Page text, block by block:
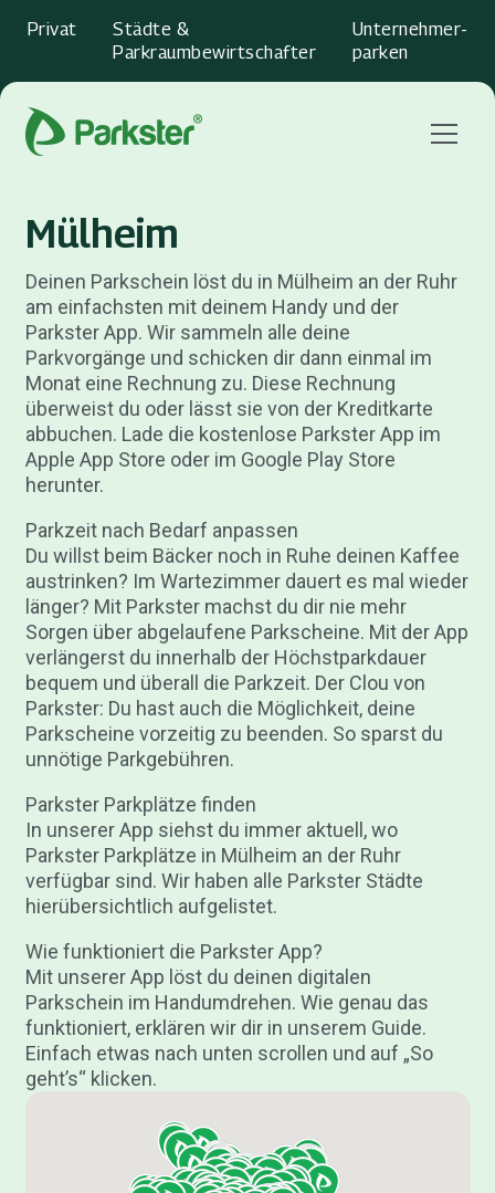
Privat
Städte &
Parkraumbewirtschafter
Unternehmer­
parken
Menu
Mülheim
Deinen Parkschein löst du in Mülheim an der Ruhr
am einfachsten mit deinem Handy und der
Parkster App. Wir sammeln alle deine
Parkvorgänge und schicken dir dann einmal im
Monat eine Rechnung zu. Diese Rechnung
überweist du oder lässt sie von der Kreditkarte
abbuchen. Lade die kostenlose Parkster App im
Apple App Store oder im Google Play Store
herunter.
Parkzeit nach Bedarf anpassen
Du willst beim Bäcker noch in Ruhe deinen Kaffee
austrinken? Im Wartezimmer dauert es mal wieder
länger? Mit Parkster machst du dir nie mehr
Sorgen über abgelaufene Parkscheine. Mit der App
verlängerst du innerhalb der Höchstparkdauer
bequem und überall die Parkzeit. Der Clou von
Parkster: Du hast auch die Möglichkeit, deine
Parkscheine vorzeitig zu beenden. So sparst du
unnötige Parkgebühren.
Parkster Parkplätze finden
In unserer App siehst du immer aktuell, wo
Parkster Parkplätze in Mülheim an der Ruhr
verfügbar sind. Wir haben alle Parkster Städte
hierübersichtlich aufgelistet.
Wie funktioniert die Parkster App?
Mit unserer App löst du deinen digitalen
Parkschein im Handumdrehen. Wie genau das
funktioniert, erklären wir dir in unserem Guide.
Einfach etwas nach unten scrollen und auf „So
geht’s“ klicken.